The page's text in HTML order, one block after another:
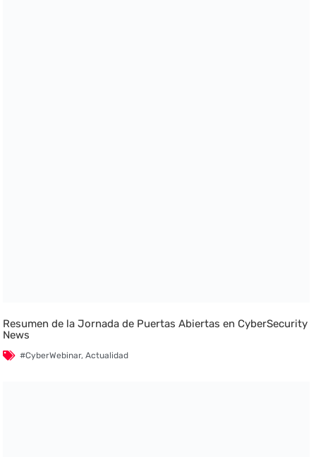
Resumen de la Jornada de Puertas Abiertas en CyberSecurity
News
#CyberWebinar,Actualidad